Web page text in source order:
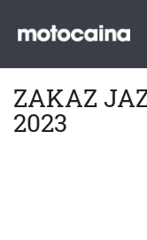
ZAKAZ
2023